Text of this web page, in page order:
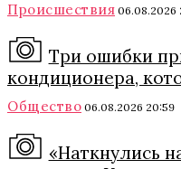
Происшествия 06.08.2026
Три ошибки
кондиционера,
Общество 06.08.2026 20:59
«Наткнулись